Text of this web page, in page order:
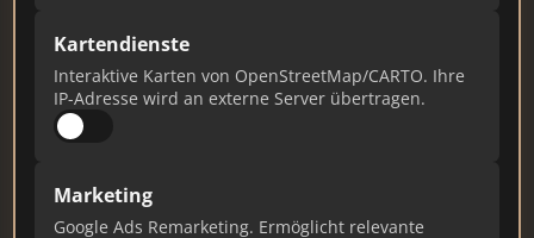
Kartendienste
Interaktive Karten von OpenStreetMap/CARTO. Ihre
IP-Adresse wird an externe Server übertragen.
Marketing
Google Ads Remarketing. Ermöglicht relevante
12
Gesamtpunkte StädteTop 10 Rankings
Verifizieren Sie Ihr Profil, bearbeiten Sie Ihre
Daten und erhalten Sie monatliche Ranking-